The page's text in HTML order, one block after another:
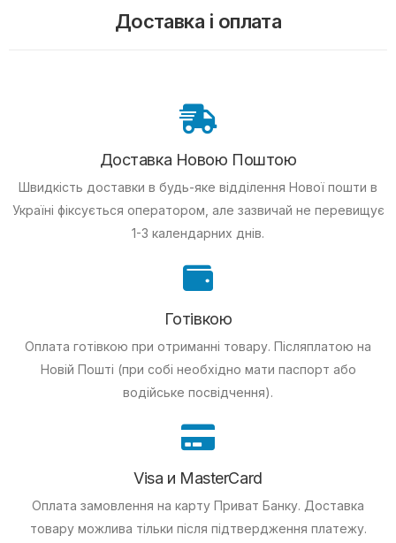
Доставка і оплата
Доставка Новою Поштою
Швидкість доставки в будь-яке відділення Нової пошти в
Україні фіксується оператором, але зазвичай не перевищує
1-3 календарних днів.
Готівкою
Оплата готівкою при отриманні товару. Післяплатою на
Новій Пошті (при собі необхідно мати паспорт або
водійське посвідчення).
Visa и MasterCard
Оплата замовлення на карту Приват Банку. Доставка
товару можлива тільки після підтвердження платежу.